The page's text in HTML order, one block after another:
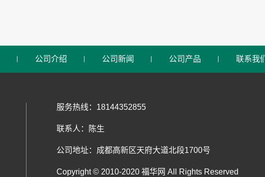
公司介绍 公司新闻 公司产品 联系我们
服务热线：18144352855
联系人：陈生
公司地址：成都高新区天府大道北段1700号
Copyright © 2010-2020 福华网 All Rights Reserved